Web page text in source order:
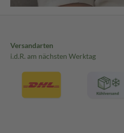
Versandarten
i.d.R. am nächsten Werktag